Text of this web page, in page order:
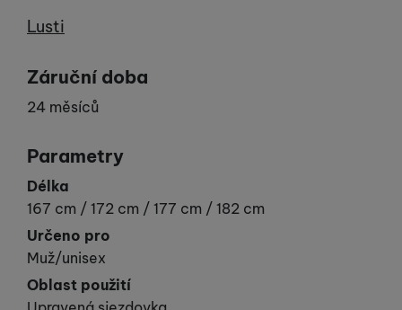
Výrobce
Lusti
Záruční doba
24 měsíců
Parametry
Délka
167 cm / 172 cm / 177 cm / 182 cm
Určeno pro
Muž/unisex
Oblast použití